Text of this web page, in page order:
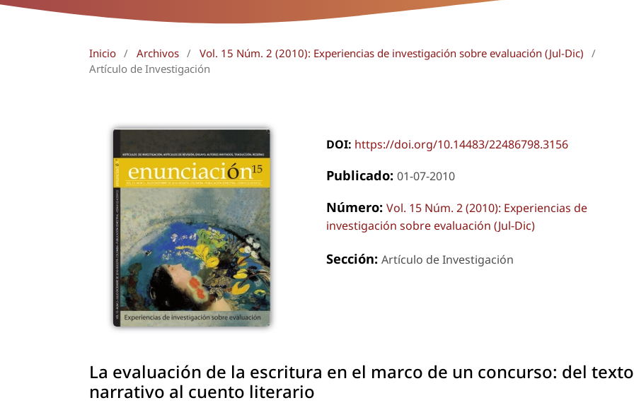
Inicio / Archivos / Vol. 15 Núm. 2 (2010): Experiencias de investigación sobre evaluación (Jul-Dic)
/
Artículo de Investigación
DOI: https://doi.org/10.14483/22486798.3156
Publicado: 01-07-2010
Número: Vol. 15 Núm. 2 (2010): Experiencias de
investigación sobre evaluación (Jul-Dic)
Sección: Artículo de Investigación
La evaluación de la escritura en el marco de un concurso: del texto
narrativo al cuento literario